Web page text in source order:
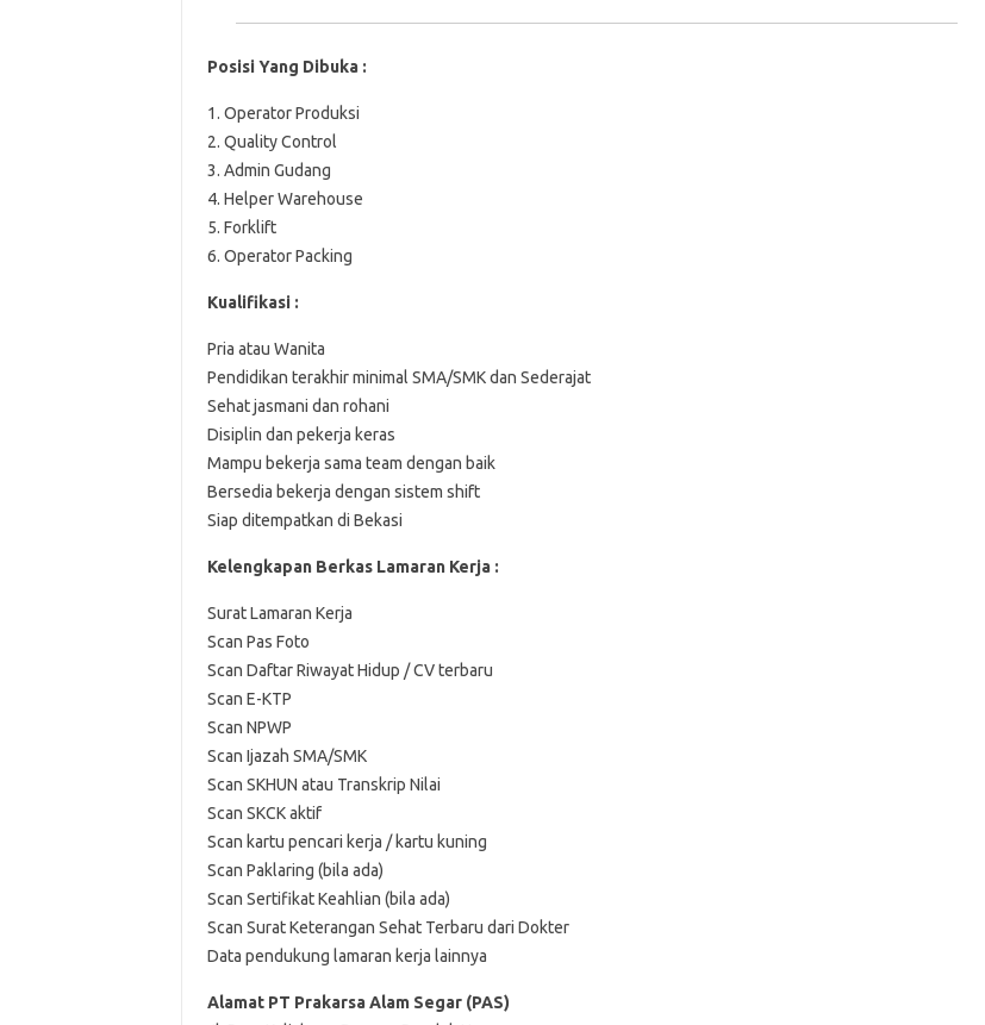
Posisi Yang Dibuka :
1. Operator Produksi
2. Quality Control
3. Admin Gudang
4. Helper Warehouse
5. Forklift
6. Operator Packing
Kualifikasi :
Pria atau Wanita
Pendidikan terakhir minimal SMA/SMK dan Sederajat
Sehat jasmani dan rohani
Disiplin dan pekerja keras
Mampu bekerja sama team dengan baik
Bersedia bekerja dengan sistem shift
Siap ditempatkan di Bekasi
Kelengkapan Berkas Lamaran Kerja :
Surat Lamaran Kerja
Scan Pas Foto
Scan Daftar Riwayat Hidup / CV terbaru
Scan E-KTP
Scan NPWP
Scan Ijazah SMA/SMK
Scan SKHUN atau Transkrip Nilai
Scan SKCK aktif
Scan kartu pencari kerja / kartu kuning
Scan Paklaring (bila ada)
Scan Sertifikat Keahlian (bila ada)
Scan Surat Keterangan Sehat Terbaru dari Dokter
Data pendukung lamaran kerja lainnya
Alamat PT Prakarsa Alam Segar (PAS)